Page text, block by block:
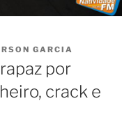
GARCIA
por
crack e